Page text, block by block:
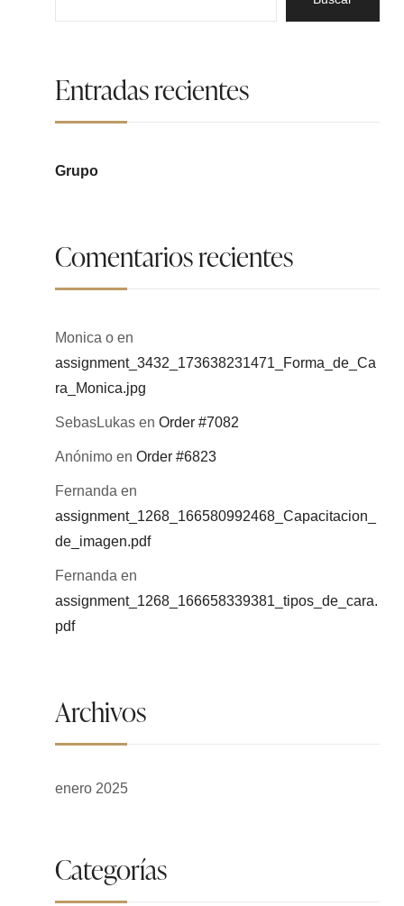
Entradas recientes
Grupo
Comentarios recientes
Monica o en
assignment_3432_173638231471_Forma_de_Ca
ra_Monica.jpg
SebasLukas enOrder #7082
Anónimo enOrder #6823
Fernanda en
assignment_1268_166580992468_Capacitacion_
de_imagen.pdf
Fernanda en
assignment_1268_166658339381_tipos_de_cara.
pdf
Archivos
enero 2025
Categorías